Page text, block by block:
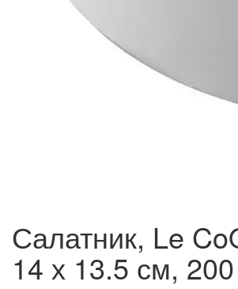
Салатник, Le
14 х 13.5 см,